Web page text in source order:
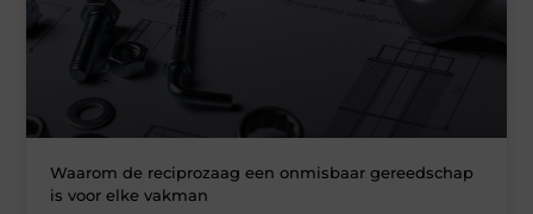
Waarom de reciprozaag een onmisbaar gereedschap
is voor elke vakman